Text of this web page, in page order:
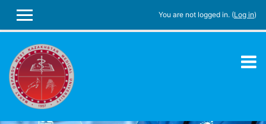
SIDE PANEL
You are not logged in. (Log in)